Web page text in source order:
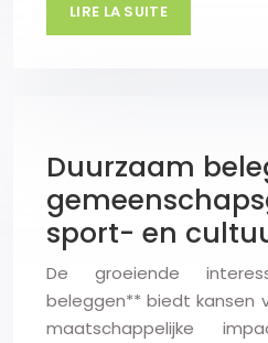
LIRE LA SUITE
Duurzaam
sport- en
De groeiende
beleggen** biedt kansen
maatschappelijke